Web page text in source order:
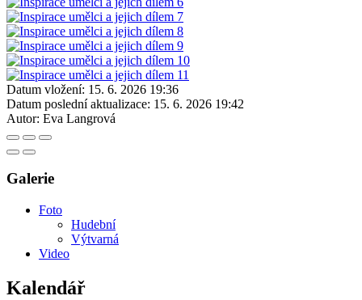
Datum vložení: 15. 6. 2026 19:36
Datum poslední aktualizace: 15. 6. 2026 19:42
Autor: Eva Langrová
Galerie
Foto
Hudební
Výtvarná
Video
Kalendář